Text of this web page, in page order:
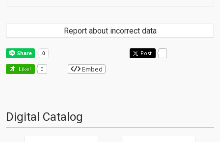
Report about incorrect data
Post -
Like! 0 Embed
Digital Catalog